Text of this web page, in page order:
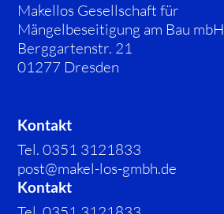
Makellos Gesellschaft für
Mängelbeseitigung am Bau mbH
Berggartenstr. 21
01277 Dresden
Kontakt
Tel. 0351 3121833
post@makel-los-gmbh.de
Kontakt